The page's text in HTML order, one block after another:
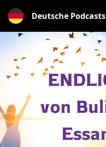
Deutsche Podcasts